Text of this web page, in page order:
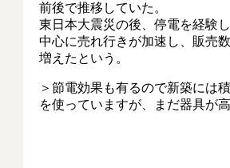
前後で推移していた。
東日本大震災の後、停電を経験
中心に売れ行きが加速し、販売
増えたという。
＞節電効果も有るので新築には
を使っていますが、まだ器具が高